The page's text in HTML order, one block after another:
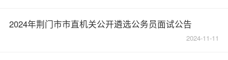
2024年荆门市市直机关公开遴选公务员面试公告
2024-11-11